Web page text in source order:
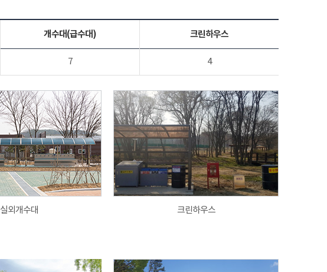
개수대(급수대) 크린하우스
7 4
실외개수대 크린하우스